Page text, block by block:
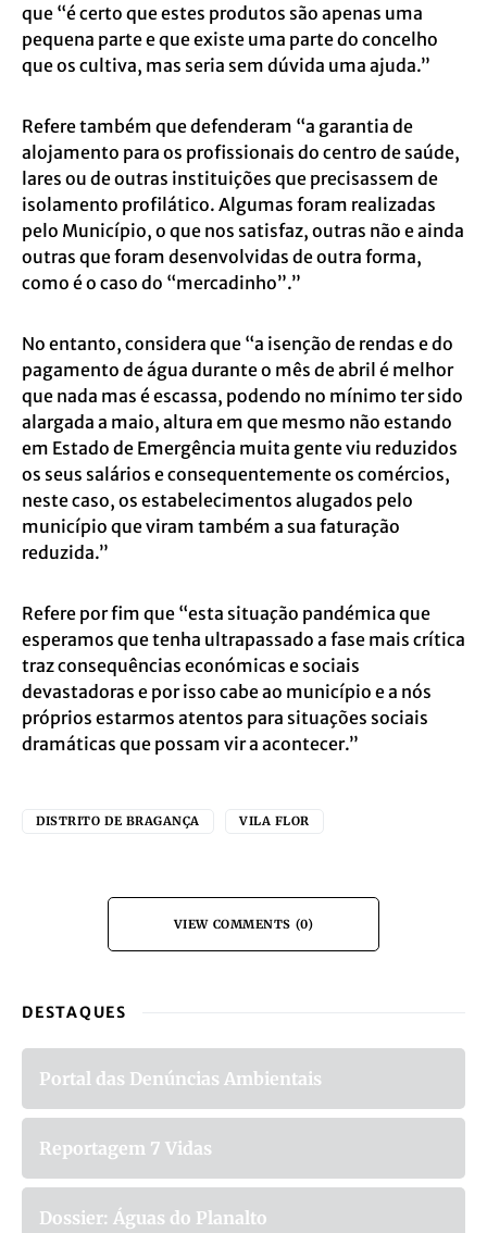
que “é certo que estes produtos são apenas uma
pequena parte e que existe uma parte do concelho
que os cultiva, mas seria sem dúvida uma ajuda.”
Refere também que defenderam “a garantia de
alojamento para os profissionais do centro de saúde,
lares ou de outras instituições que precisassem de
isolamento profilático. Algumas foram realizadas
pelo Município, o que nos satisfaz, outras não e ainda
outras que foram desenvolvidas de outra forma,
como é o caso do “mercadinho”.”
No entanto, considera que “a isenção de rendas e do
pagamento de água durante o mês de abril é melhor
que nada mas é escassa, podendo no mínimo ter sido
alargada a maio, altura em que mesmo não estando
em Estado de Emergência muita gente viu reduzidos
os seus salários e consequentemente os comércios,
neste caso, os estabelecimentos alugados pelo
município que viram também a sua faturação
reduzida.”
Refere por fim que “esta situação pandémica que
esperamos que tenha ultrapassado a fase mais crítica
traz consequências económicas e sociais
devastadoras e por isso cabe ao município e a nós
próprios estarmos atentos para situações sociais
dramáticas que possam vir a acontecer.”
DISTRITO DE BRAGANÇA VILA FLOR
VIEW COMMENTS (0)
DESTAQUES
Portal das Denúncias Ambientais
Reportagem 7 Vidas
Dossier: Águas do Planalto